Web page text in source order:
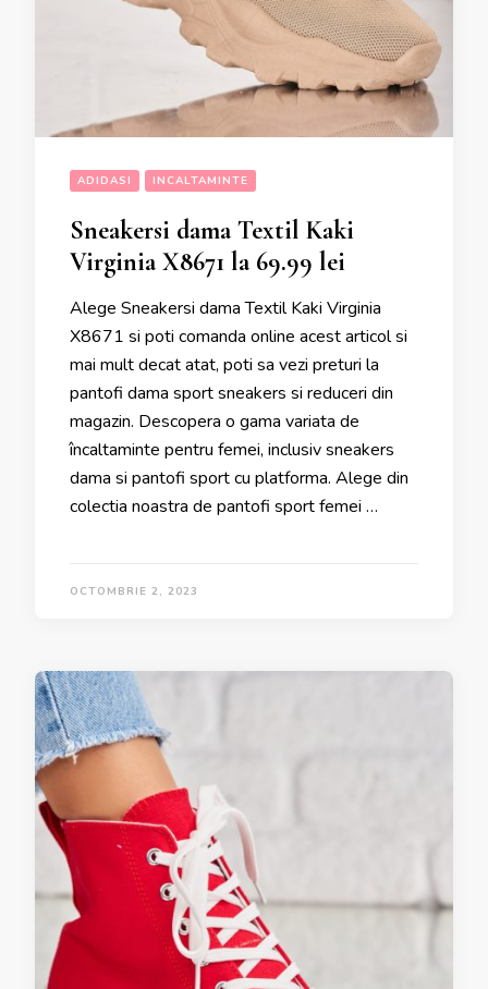
ADIDASI INCALTAMINTE
Sneakersi dama Textil Kaki
Virginia X8671 la 69.99 lei
Alege Sneakersi dama Textil Kaki Virginia
X8671 si poti comanda online acest articol si
mai mult decat atat, poti sa vezi preturi la
pantofi dama sport sneakers si reduceri din
magazin. Descopera o gama variata de
încaltaminte pentru femei, inclusiv sneakers
dama si pantofi sport cu platforma. Alege din
colectia noastra de pantofi sport femei …
OCTOMBRIE 2, 2023